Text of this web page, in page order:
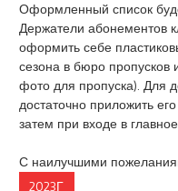
Оформленный список
Держатели абонементов
оформить себе
сезона в бюро пропусков
фото для пропуска). Для
достаточно приложить
затем при входе в
С наилучшими
2023Г